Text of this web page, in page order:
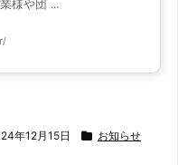
様や団 ...
年12月15日 お知らせ